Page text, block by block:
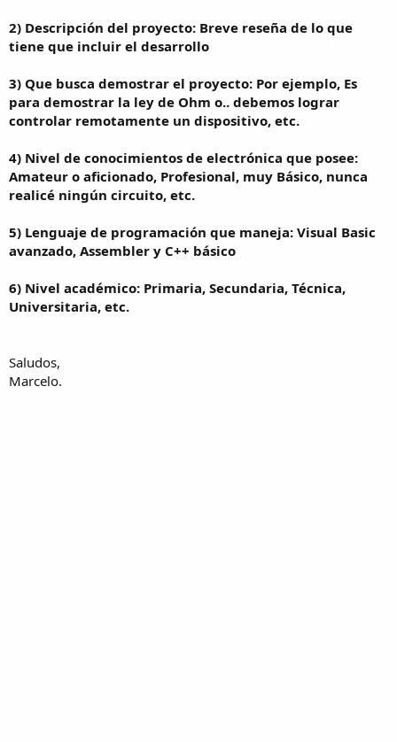
2) Descripción del proyecto: Breve reseña de lo que
tiene que incluir el desarrollo
3) Que busca demostrar el proyecto: Por ejemplo, Es
para demostrar la ley de Ohm o.. debemos lograr
controlar remotamente un dispositivo, etc.
4) Nivel de conocimientos de electrónica que posee:
Amateur o aficionado, Profesional, muy Básico, nunca
realicé ningún circuito, etc.
5) Lenguaje de programación que maneja: Visual Basic
avanzado, Assembler y C++ básico
6) Nivel académico: Primaria, Secundaria, Técnica,
Universitaria, etc.
Saludos,
Marcelo.